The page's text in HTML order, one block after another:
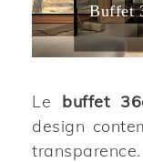
Buffet
Le buffet
design